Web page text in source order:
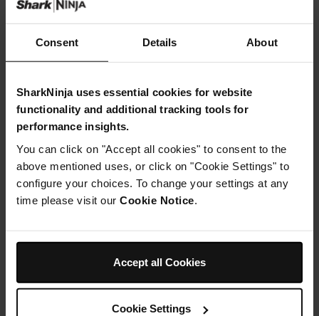
Consent Details About
SharkNinja uses essential cookies for website
functionality and additional tracking tools for
performance insights.
You can click on "Accept all cookies" to consent to the
above mentioned uses, or click on "Cookie Settings" to
configure your choices. To change your settings at any
time please visit our Cookie Notice
Accept all Cookies
Cookie Settings
Lot de 4 pots – NC300EU
Modèle: XSK4PINTEUUK
En rupture de stock
M’avertir
Lot de 2 pots avec couvercles -
NC501EU
En rupture de stock
20,99 €
M’avertir